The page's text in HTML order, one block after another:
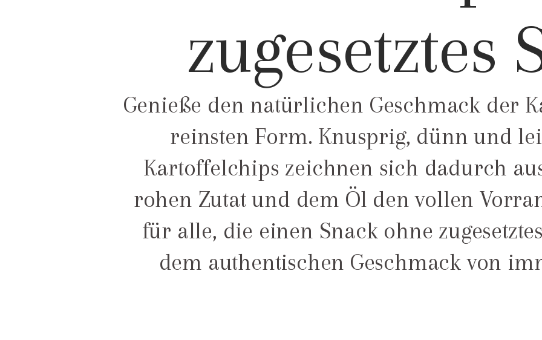
zugesetztes
Genieße den natürlichen Geschmack der
reinsten Form. Knusprig, dünn und
Kartoffelchips zeichnen sich dadurch
rohen Zutat und dem Öl den vollen
für alle, die einen Snack ohne
dem authentischen Geschmack von